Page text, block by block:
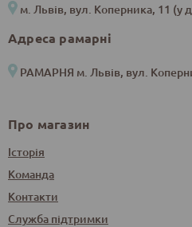
м. Львів, вул. Коперника, 11 (у
Адреса рамарні
РАМАРНЯ м. Львів, вул.
Про магазин
Історія
Команда
Контакти
Служба підтримки